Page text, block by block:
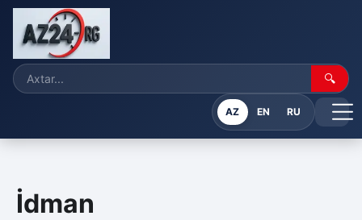
🔍
AZ EN RU
İdman